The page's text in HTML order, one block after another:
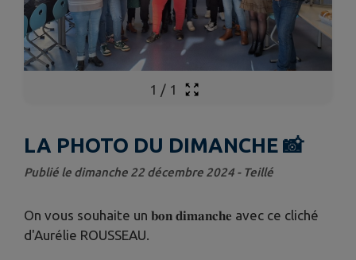
1 / 1
LA PHOTO DU DIMANCHE 📸
Publié le dimanche 22 décembre 2024 - Teillé
On vous souhaite un 𝐛𝐨𝐧 𝐝𝐢𝐦𝐚𝐧𝐜𝐡𝐞 avec ce cliché
d'Aurélie ROUSSEAU.